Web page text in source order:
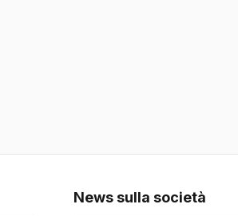
News sulla società